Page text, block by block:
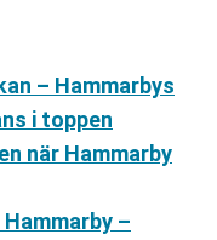
– Hammarbys
i toppen
när Hammarby
–